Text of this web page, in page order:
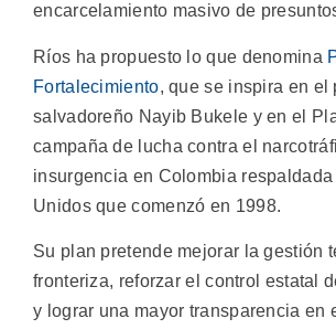
encarcelamiento masivo de
Ríos ha propuesto lo que denomina
Fortalecimiento, que se inspira en el
salvadoreño Nayib Bukele y en el
campaña de lucha contra el
insurgencia en Colombia
Unidos que comenzó en 1998.
Su plan pretende mejorar la gestión
fronteriza, reforzar el control estatal
y lograr una mayor transparencia en